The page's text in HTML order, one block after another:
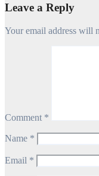
Leave a Reply
Your email address will
Comment *
Name *
Email *